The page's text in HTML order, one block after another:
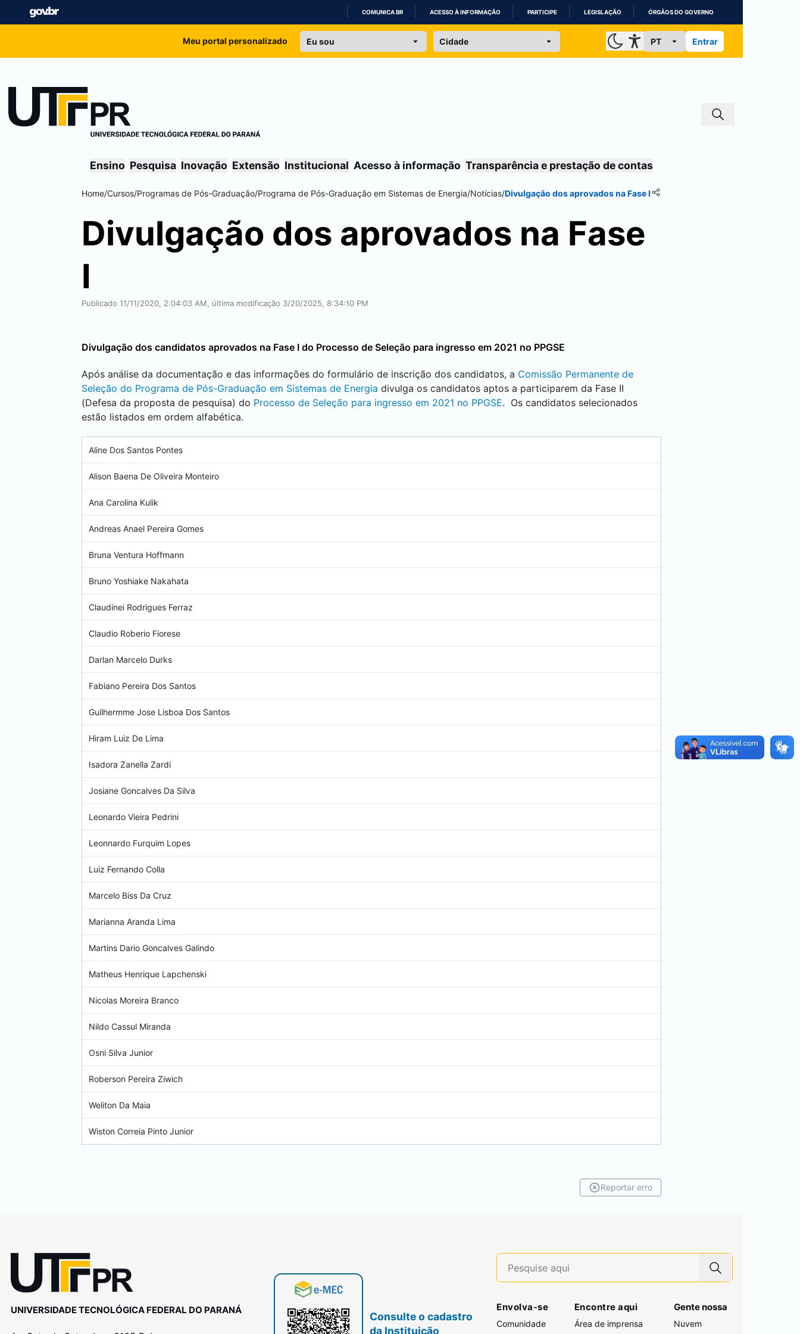
IR
COMUNICA BR ACESSO À INFORMAÇÃO PARTICIPE LEGISLAÇÃO ÓRGÃOS DO GOVERNO
Meu portal personalizado Entrar
Ensino Pesquisa Inovação Extensão Institucional Acesso à informação Transparência e prestação de contas
Home/Cursos/Programas de Pós-Graduação/Programa de Pós-Graduação em Sistemas de Energia/Notícias/Divulgação dos aprovados na Fase I
Divulgação dos aprovados na Fase
I
Publicado 11/11/2020, 2:04:03 AM, última modificação 3/20/2025, 8:34:10 PM
Divulgação dos candidatos aprovados na Fase I do Processo de Seleção para ingresso em 2021 no PPGSE
Após análise da documentação e das informações do formulário de inscrição dos candidatos, a Comissão Permanente de
Seleção do Programa de Pós-Graduação em Sistemas de Energia divulga os candidatos aptos a participarem da Fase II
(Defesa da proposta de pesquisa) do Processo de Seleção para ingresso em 2021 no PPGSE. Os candidatos selecionados
estão listados em ordem alfabética.
Aline Dos Santos Pontes
Alison Baena De Oliveira Monteiro
Ana Carolina Kulik
Andreas Anael Pereira Gomes
Bruna Ventura Hoffmann
Bruno Yoshiake Nakahata
Claudinei Rodrigues Ferraz
Claudio Roberio Fiorese
Darlan Marcelo Durks
Fabiano Pereira Dos Santos
Guilhermme Jose Lisboa Dos Santos
Hiram Luiz De Lima
Isadora Zanella Zardi
Josiane Goncalves Da Silva
Leonardo Vieira Pedrini
Leonnardo Furquim Lopes
Luiz Fernando Colla
Marcelo Biss Da Cruz
Marianna Aranda Lima
Martins Dario Goncalves Galindo
Matheus Henrique Lapchenski
Nicolas Moreira Branco
Nildo Cassul Miranda
Osni Silva Junior
Roberson Pereira Ziwich
Weliton Da Maia
Wiston Correia Pinto Junior
Reportar erro
UNIVERSIDADE TECNOLÓGICA FEDERAL DO PARANÁ
Consulte o cadastro
da Instituição
Envolva-se
Comunidade
Encontre aqui
Área de imprensa
Gente nossa
Nuvem